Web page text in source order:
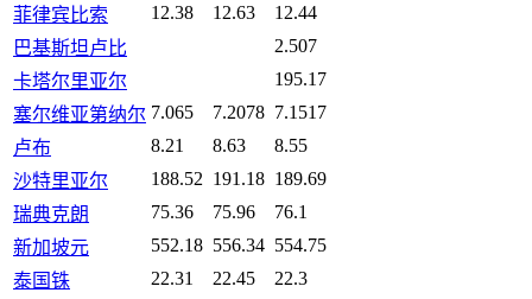
菲律宾比索
12.38 12.63
12.44
巴基斯坦卢比
2.507
卡塔尔里亚尔
195.17
塞尔维亚第纳尔 7.065 7.2078 7.1517
卢布
8.21 8.63
8.55
沙特里亚尔
188.52 191.18 189.69
瑞典克朗
75.36 75.96
76.1
新加坡元
552.18 556.34 554.75
泰国铢
22.31 22.45
22.3